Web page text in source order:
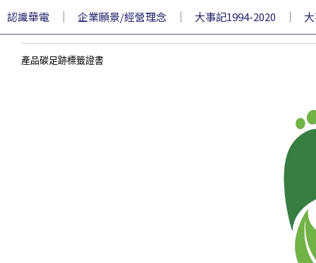
認識華電 ｜ 企業願景/經營理念 ｜ 大事記1994-2020 ｜
產品碳足跡標籤證書